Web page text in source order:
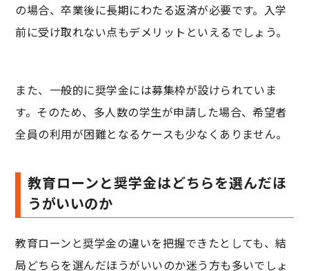
の場合、卒業後に長期にわたる返済が必要です。入学
前に受け取れない点もデメリットといえるでしょう。
また、一般的に奨学金には募集枠が設けられていま
す。そのため、多人数の学生が申請した場合、希望者
全員の利用が困難となるケースも少なくありません。
教育ローンと奨学金はどちらを選んだほ
うがいいのか
教育ローンと奨学金の違いを把握できたとしても、結
局どちらを選んだほうがいいのか迷う方も多いでしょ